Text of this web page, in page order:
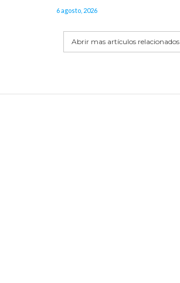
6 agosto, 2026
Abrir mas artículos relacionados